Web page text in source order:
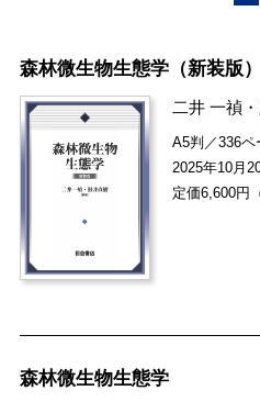
森林微生物生態学（新装版）
二井 一禎 ・
A5判／336ペ
2025年10月
定価6,600円
森林微生物生態学